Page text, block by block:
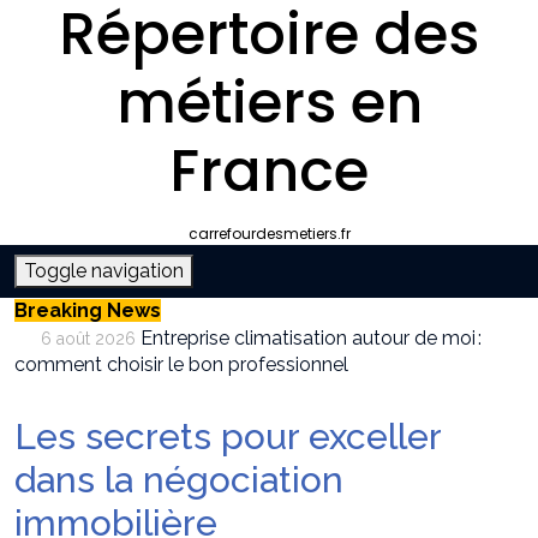
Répertoire des
métiers en
France
carrefourdesmetiers.fr
Toggle navigation
Breaking News
6 août 2026 Entreprise climatisation autour de moi :
comment choisir le bon professionnel
28 juillet 2026 SEO et IA : Comment optimiser votre site
pour apparaître dans les moteurs IA
22 juillet 2026 Stratégies invisibles pour conquérir votre
marché
Les secrets pour exceller
dans la négociation
immobilière